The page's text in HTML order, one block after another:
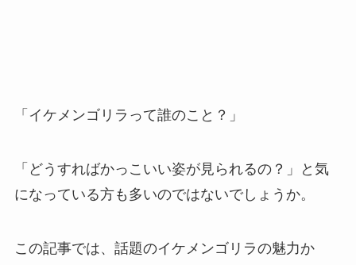
「イケメンゴリラって誰のこと？」
「どうすればかっこいい姿が見られるの？」と気
になっている方も多いのではないでしょうか。
この記事では、話題のイケメンゴリラの魅力か